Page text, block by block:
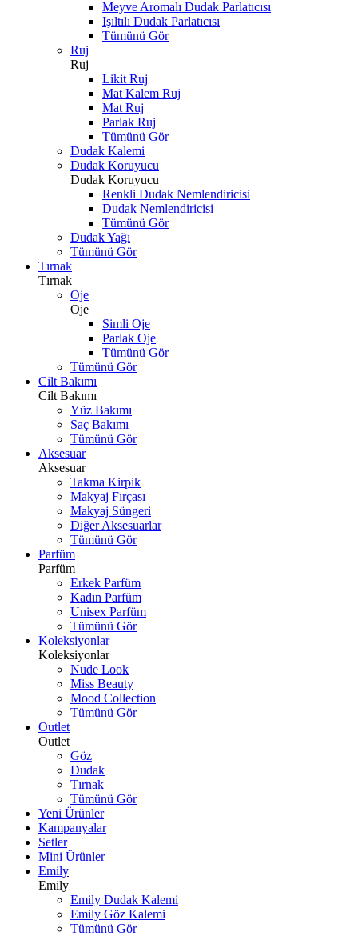
Meyve Aromalı Dudak Parlatıcısı
Işıltılı Dudak Parlatıcısı
Tümünü Gör
Ruj
Ruj
Likit Ruj
Mat Kalem Ruj
Mat Ruj
Parlak Ruj
Tümünü Gör
Dudak Kalemi
Dudak Koruyucu
Dudak Koruyucu
Renkli Dudak Nemlendiricisi
Dudak Nemlendiricisi
Tümünü Gör
Dudak Yağı
Tümünü Gör
Tırnak
Tırnak
Oje
Oje
Simli Oje
Parlak Oje
Tümünü Gör
Tümünü Gör
Cilt Bakımı
Cilt Bakımı
Yüz Bakımı
Saç Bakımı
Tümünü Gör
Aksesuar
Aksesuar
Takma Kirpik
Makyaj Fırçası
Makyaj Süngeri
Diğer Aksesuarlar
Tümünü Gör
Parfüm
Parfüm
Erkek Parfüm
Kadın Parfüm
Unisex Parfüm
Tümünü Gör
Koleksiyonlar
Koleksiyonlar
Nude Look
Miss Beauty
Mood Collection
Tümünü Gör
Outlet
Outlet
Göz
Dudak
Tırnak
Tümünü Gör
Yeni Ürünler
Kampanyalar
Setler
Mini Ürünler
Emily
Emily
Emily Dudak Kalemi
Emily Göz Kalemi
Tümünü Gör